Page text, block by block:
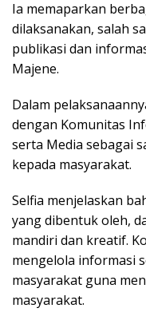
Ia memaparkan
dilaksanakan, salah
publikasi dan
Majene.
Dalam
dengan Komunitas
serta Media sebagai
kepada masyarakat.
Selfia menjelaskan
yang dibentuk oleh,
mandiri dan kreatif.
mengelola informasi
masyarakat guna
masyarakat.